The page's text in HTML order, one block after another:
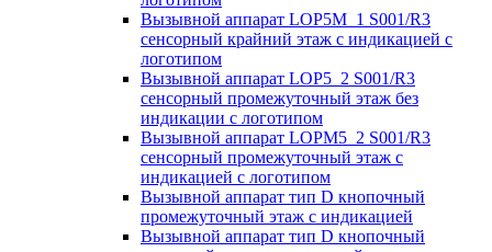
Вызывной аппарат LOP5M_1 S001/R3
сенсорный крайний этаж с индикацией с
логотипом
Вызывной аппарат LOP5_2 S001/R3
сенсорный промежуточный этаж без
индикации с логотипом
Вызывной аппарат LOPM5_2 S001/R3
сенсорный промежуточный этаж с
индикацией с логотипом
Вызывной аппарат тип D кнопочный
промежуточный этаж с индикацией
Вызывной аппарат тип D кнопочный